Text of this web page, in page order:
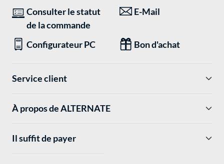
Consulter le statut
de la commande
E-Mail
Configurateur PC Bon d'achat
Service client
À propos de ALTERNATE
Il suffit de payer